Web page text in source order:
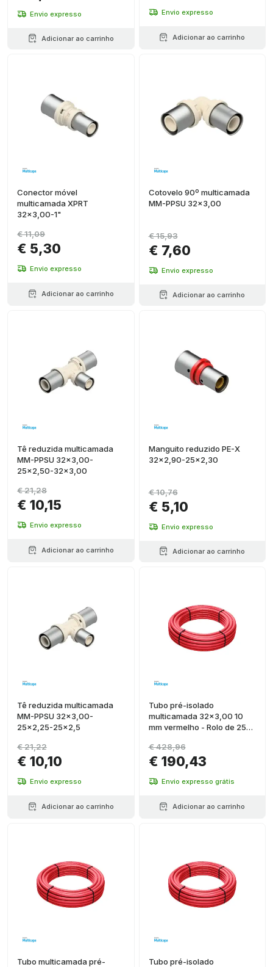
Envio expresso
Adicionar ao carrinho
Envio expresso
Adicionar ao carrinho
Conector móvel
multicamada XPRT
32x3,00-1"
€ 5,30
€ 11,09
Envio expresso
Adicionar ao carrinho
Cotovelo 90º multicamada
MM-PPSU 32x3,00
€ 7,60
€ 15,93
Envio expresso
Adicionar ao carrinho
Tê reduzida multicamada
MM-PPSU 32x3,00-
25x2,50-32x3,00
€ 10,15
€ 21,28
Envio expresso
Adicionar ao carrinho
Manguito reduzido PE-X
32x2,90-25x2,30
€ 5,10
€ 10,76
Envio expresso
Adicionar ao carrinho
Tê reduzida multicamada
MM-PPSU 32x3,00-
25x2,25-25x2,5
€ 10,10
€ 21,22
Envio expresso
Adicionar ao carrinho
Tubo pré-isolado
multicamada 32x3,00 10
mm vermelho - Rolo de 25
€ 190,43
€ 428,96
Envio expresso grátis
Adicionar ao carrinho
Tubo multicamada pré-
Tubo pré-isolado